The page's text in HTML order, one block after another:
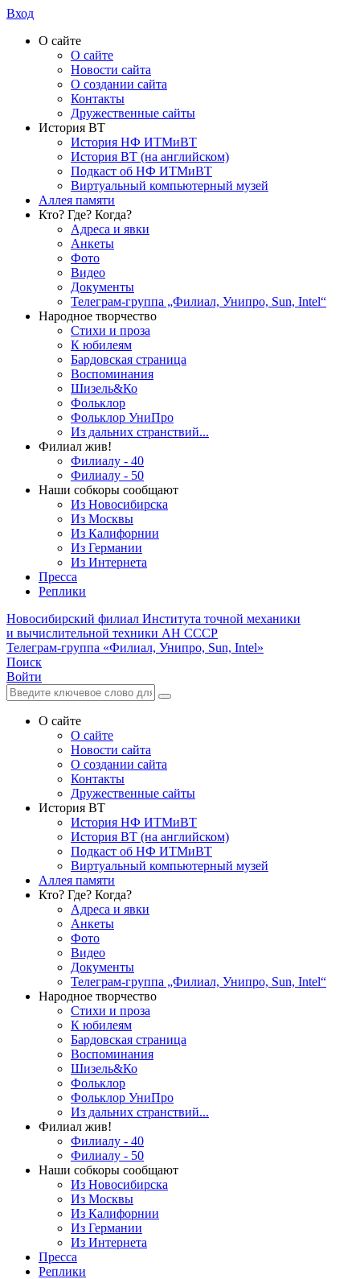
Вход
О сайте
О сайте
Новости сайта
О создании сайта
Контакты
Дружественные сайты
История ВТ
История НФ ИТМиВТ
История ВТ (на английском)
Подкаст об НФ ИТМиВТ
Виртуальный компьютерный музей
Аллея памяти
Кто? Где? Когда?
Адреса и явки
Анкеты
Фото
Видео
Документы
Телеграм-группа „Филиал, Унипро, Sun, Intel“
Народное творчество
Стихи и проза
К юбилеям
Бардовская страница
Воспоминания
Шизель&Ко
Фольклор
Фольклор УниПро
Из дальних странствий...
Филиал жив!
Филиалу - 40
Филиалу - 50
Наши собкоры сообщают
Из Новосибирска
Из Москвы
Из Калифорнии
Из Германии
Из Интернета
Пресса
Реплики
Новосибирский филиал Института точной механики
и вычислительной техники АН СССР
Телеграм-группа «Филиал, Унипро, Sun, Intel»
Поиск
Войти
О сайте
О сайте
Новости сайта
О создании сайта
Контакты
Дружественные сайты
История ВТ
История НФ ИТМиВТ
История ВТ (на английском)
Подкаст об НФ ИТМиВТ
Виртуальный компьютерный музей
Аллея памяти
Кто? Где? Когда?
Адреса и явки
Анкеты
Фото
Видео
Документы
Телеграм-группа „Филиал, Унипро, Sun, Intel“
Народное творчество
Стихи и проза
К юбилеям
Бардовская страница
Воспоминания
Шизель&Ко
Фольклор
Фольклор УниПро
Из дальних странствий...
Филиал жив!
Филиалу - 40
Филиалу - 50
Наши собкоры сообщают
Из Новосибирска
Из Москвы
Из Калифорнии
Из Германии
Из Интернета
Пресса
Реплики